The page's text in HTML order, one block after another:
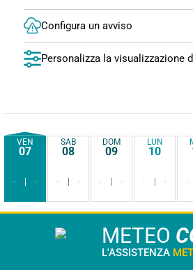
Configura un avviso
Personalizza la visualizzazione
VEN
07
- -
SAB
08
- -
DOM
09
- -
LUN
10
- - -
METEO
L'ASSISTENZA